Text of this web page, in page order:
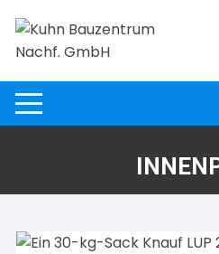
Inhalt
springen